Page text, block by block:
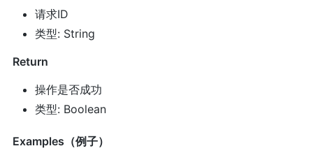
请求ID
类型: String
Return
操作是否成功
类型: Boolean
Examples（例子）